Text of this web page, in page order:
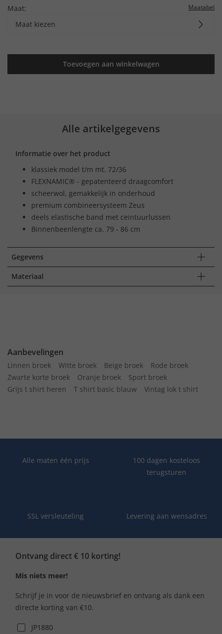
Maat: Maatabel
Maat kiezen
Toevoegen aan winkelwagen
Alle artikelgegevens
Informatie over het product
klassiek model t/m mt. 72/36
FLEXNAMIC® - gepatenteerd draagcomfort
scheerwol, gemakkelijk in onderhoud
premium combineersysteem Zeus
deels elastische band met ceintuurlussen
Binnenbeenlengte ca. 79 - 86 cm
Gegevens
Materiaal
Aanbevelingen
Linnen broek Witte broek Beige broek
Rode broek
Zwarte korte broek
Oranje broek
Sport broek
Grijs t shirt heren
T shirt basic blauw Vintag lok t shirt
Alle maten één prijs
100 dagen kosteloos
terugsturen
SSL versleuteling Levering aan wensadres
Ontvang direct € 10 korting!
Mis niets meer!
Schrijf je in voor de nieuwsbrief en ontvang als dank een
directe korting van €10.
JP1880